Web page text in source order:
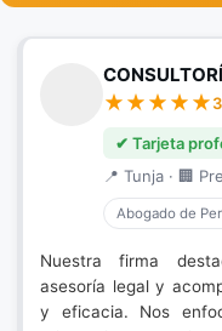
✔ Tarjeta
📍 Tunja · 🏢
Abogado de
Nuestra firma
asesoría legal y
y eficacia. Nos